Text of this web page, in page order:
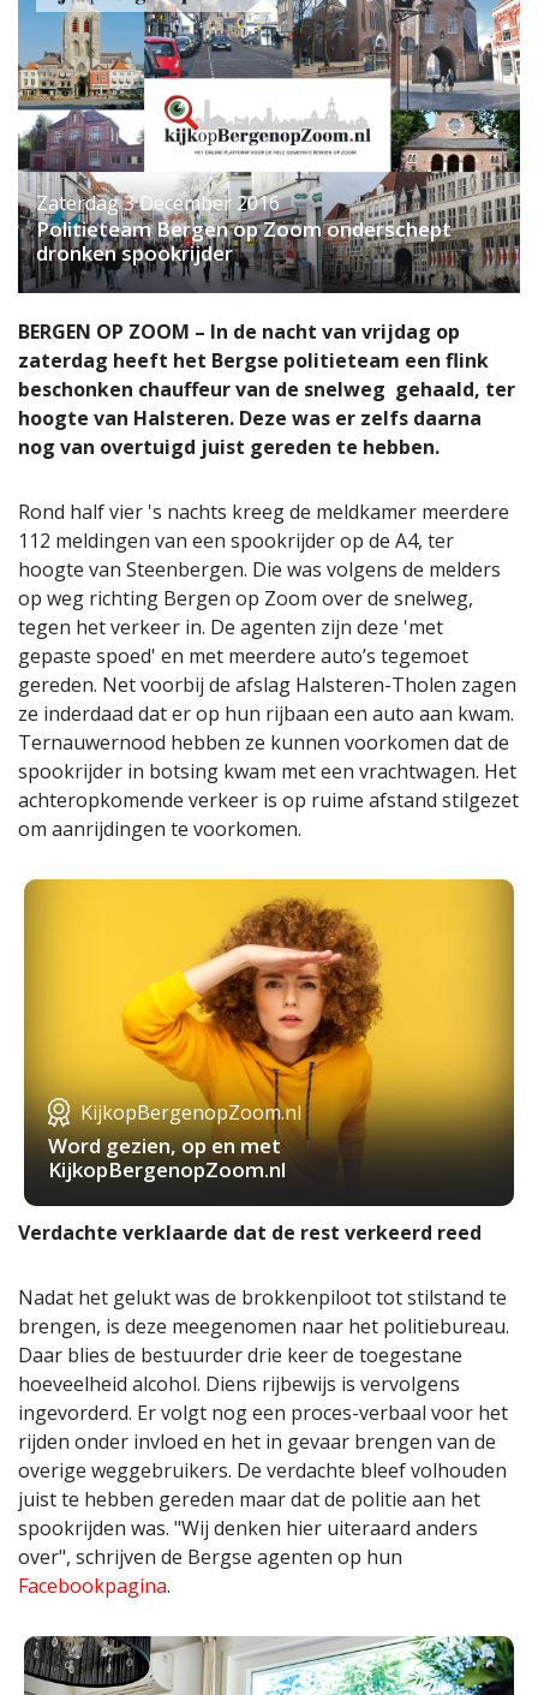
Zaterdag 3 December 2016
Politieteam Bergen op Zoom onderschept
dronken spookrijder
BERGEN OP ZOOM – In de nacht van vrijdag op
zaterdag heeft het Bergse politieteam een flink
beschonken chauffeur van de snelweg gehaald, ter
hoogte van Halsteren. Deze was er zelfs daarna
nog van overtuigd juist gereden te hebben.
Rond half vier 's nachts kreeg de meldkamer meerdere
112 meldingen van een spookrijder op de A4, ter
hoogte van Steenbergen. Die was volgens de melders
op weg richting Bergen op Zoom over de snelweg,
tegen het verkeer in. De agenten zijn deze 'met
gepaste spoed' en met meerdere auto’s tegemoet
gereden. Net voorbij de afslag Halsteren-Tholen zagen
ze inderdaad dat er op hun rijbaan een auto aan kwam.
Ternauwernood hebben ze kunnen voorkomen dat de
spookrijder in botsing kwam met een vrachtwagen. Het
achteropkomende verkeer is op ruime afstand stilgezet
om aanrijdingen te voorkomen.
KijkopBergenopZoom.nl
Word gezien, op en met
KijkopBergenopZoom.nl
Verdachte verklaarde dat de rest verkeerd reed
Nadat het gelukt was de brokkenpiloot tot stilstand te
brengen, is deze meegenomen naar het politiebureau.
Daar blies de bestuurder drie keer de toegestane
hoeveelheid alcohol. Diens rijbewijs is vervolgens
ingevorderd. Er volgt nog een proces-verbaal voor het
rijden onder invloed en het in gevaar brengen van de
overige weggebruikers. De verdachte bleef volhouden
juist te hebben gereden maar dat de politie aan het
spookrijden was. "Wij denken hier uiteraard anders
over", schrijven de Bergse agenten op hun
Facebookpagina.